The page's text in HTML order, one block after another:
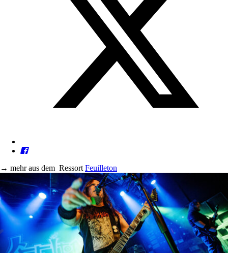
→ mehr aus dem Ressort Feuilleton